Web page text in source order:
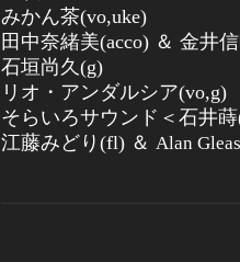
みかん茶(vo,uke)
田中奈緒美(acco) ＆ 金井
石垣尚久(g)
リオ・アンダルシア(vo,g)
そらいろサウンド＜石井
江藤みどり(fl) ＆ Alan